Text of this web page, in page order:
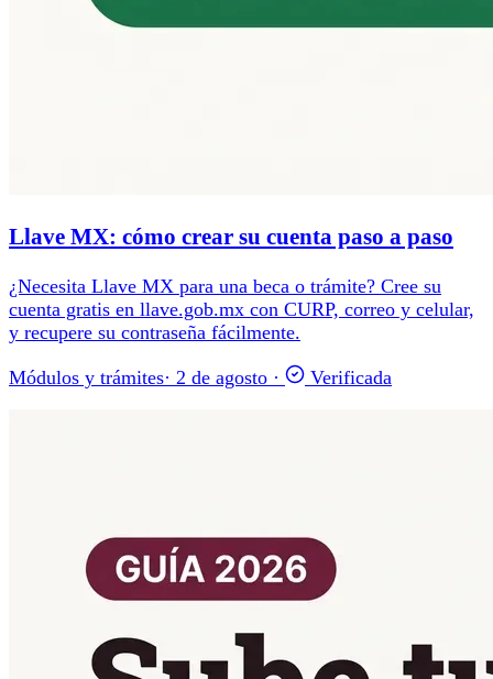
Llave MX: cómo crear su cuenta paso a paso
¿Necesita Llave MX para una beca o trámite? Cree su
cuenta gratis en llave.gob.mx con CURP, correo y celular,
y recupere su contraseña fácilmente.
Módulos y trámites· 2 de agosto · Verificada